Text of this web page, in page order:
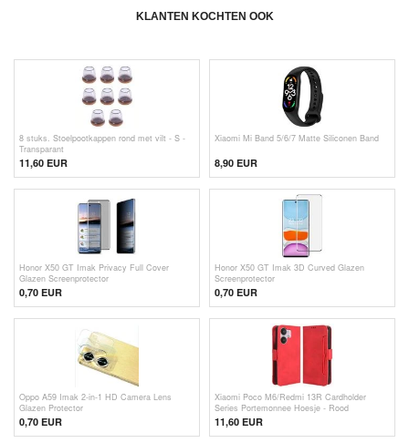
KLANTEN KOCHTEN OOK
8 stuks. Stoelpootkappen rond met vilt - S -
Transparant
11,60 EUR
Xiaomi Mi Band 5/6/7 Matte Siliconen Band
8,90 EUR
Honor X50 GT Imak Privacy Full Cover
Glazen Screenprotector
0,70 EUR
Honor X50 GT Imak 3D Curved Glazen
Screenprotector
0,70 EUR
Oppo A59 Imak 2-in-1 HD Camera Lens
Glazen Protector
0,70 EUR
Xiaomi Poco M6/Redmi 13R Cardholder
Series Portemonnee Hoesje - Rood
11,60 EUR